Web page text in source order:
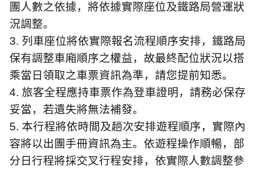
團人數之依據，將依據實際座位及鐵路局營運狀
況調整。
3. 列車座位將依實際報名流程順序安排，鐵路局
保有調整車廂順序之權益，故最終配位狀況以搭
乘當日領取之車票資訊為準，請您提前知悉。
4. 旅客全程應持車票作為登車證明，請務必保存
妥當，若遺失將無法補發。
5. 本行程將依時間及趟次安排遊程順序，實際內
容將以出團手冊資訊為主。依遊程操作順暢，部
分日行程將採交叉行程安排，依實際人數調整參